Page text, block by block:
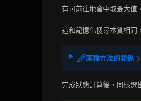
有可前往地窖中取最大值
這和記憶化搜尋本質相同
兩種方法的關係
完成狀態計算後，同樣選